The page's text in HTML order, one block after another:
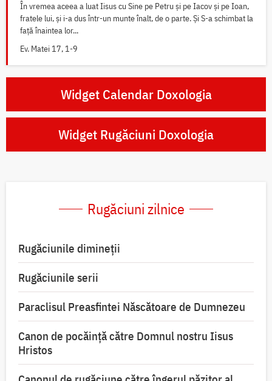
În vremea aceea a luat Iisus cu Sine pe Petru și pe Iacov și pe Ioan,
fratele lui, și i-a dus într-un munte înalt, de o parte. Și S-a schimbat la
față înaintea lor...
Ev. Matei 17, 1-9
Widget Calendar Doxologia
Widget Rugăciuni Doxologia
Rugăciuni zilnice
Rugăciunile dimineții
Rugăciunile serii
Paraclisul Preasfintei Născătoare de Dumnezeu
Canon de pocăință către Domnul nostru Iisus
Hristos